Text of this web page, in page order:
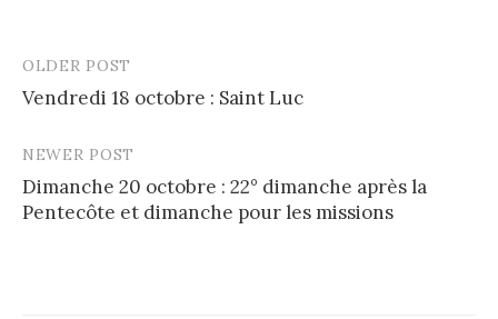
Post
navigation
OLDER POST
Vendredi 18 octobre : Saint Luc
NEWER POST
Dimanche 20 octobre : 22° dimanche après la
Pentecôte et dimanche pour les missions